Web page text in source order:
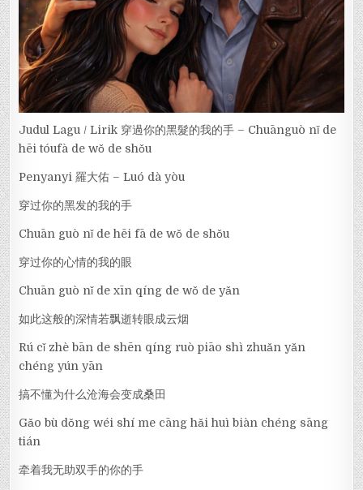
Judul Lagu / Lirik 穿過你的黑髮的我的手 – Chuānguò nǐ de
hēi tóufà de wǒ de shǒu
Penyanyi 羅大佑 – Luó dà yòu
穿过你的黑发的我的手
Chuān guò nǐ de hēi fā de wǒ de shǒu
穿过你的心情的我的眼
Chuān guò nǐ de xīn qíng de wǒ de yǎn
如此这般的深情若飘逝转眼成云烟
Rú cǐ zhè bān de shēn qíng ruò piāo shì zhuǎn yǎn
chéng yún yān
搞不懂为什么沧海会变成桑田
Gǎo bù dǒng wéi shí me cāng hǎi huì biàn chéng sāng
tián
牵着我无助双手的你的手